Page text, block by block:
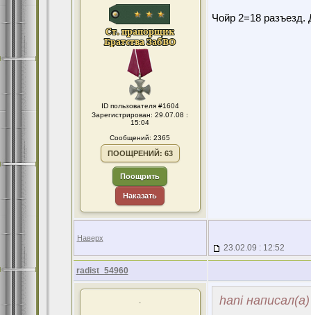
ID пользователя #1604
Зарегистрирован: 29.07.08 :
15:04
Сообщений: 2365
ПООЩРЕНИЙ: 63
Поощрить
Наказать
Чойр 2=18
Наверх
23.02.09 : 12:52
radist_54960
. hani написал(а)